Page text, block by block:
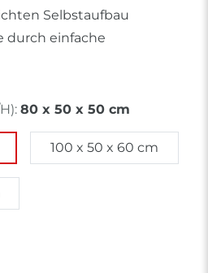
Selbstaufbau
durch einfache
80 x 50 x 50 cm
100 x 50 x 60 cm